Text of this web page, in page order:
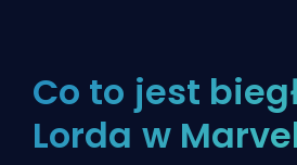
Co to jest
Lorda w